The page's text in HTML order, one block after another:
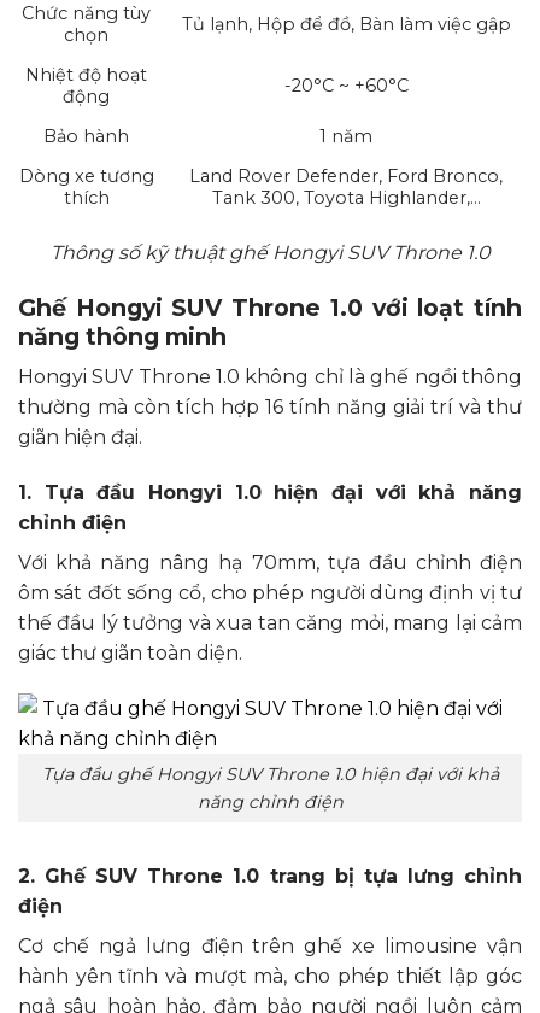
Chức năng tùy
chọn
Tủ lạnh, Hộp để đồ, Bàn làm việc gập
Nhiệt độ hoạt
động
-20°C ~ +60°C
Bảo hành
1 năm
Dòng xe tương
thích
Land Rover Defender, Ford Bronco,
Tank 300, Toyota Highlander,…
Thông số kỹ thuật ghế Hongyi SUV Throne 1.0
Ghế Hongyi SUV Throne 1.0 với loạt tính
năng thông minh
Hongyi SUV Throne 1.0 không chỉ là ghế ngồi thông
thường mà còn tích hợp 16 tính năng giải trí và thư
giãn hiện đại.
1. Tựa đầu Hongyi 1.0 hiện đại với khả năng
chỉnh điện
Với khả năng nâng hạ 70mm, tựa đầu chỉnh điện
ôm sát đốt sống cổ, cho phép người dùng định vị tư
thế đầu lý tưởng và xua tan căng mỏi, mang lại cảm
giác thư giãn toàn diện.
Tựa đầu ghế Hongyi SUV Throne 1.0 hiện đại với khả
năng chỉnh điện
2. Ghế SUV Throne 1.0 trang bị tựa lưng chỉnh
điện
Cơ chế ngả lưng điện trên ghế xe limousine vận
hành yên tĩnh và mượt mà, cho phép thiết lập góc
ngả sâu hoàn hảo, đảm bảo người ngồi luôn cảm